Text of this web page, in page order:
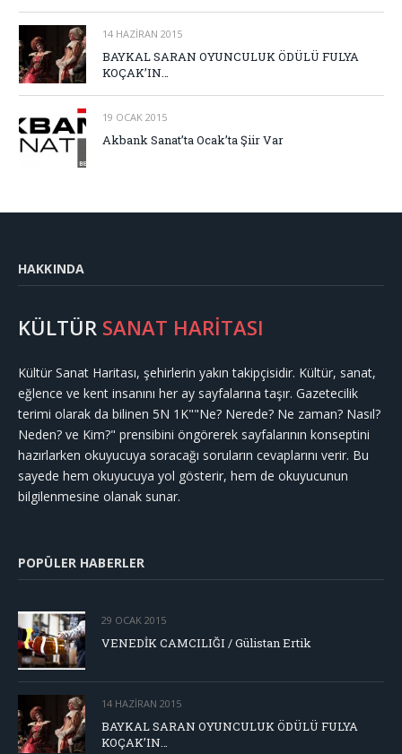
14 HAZIRAN 2015
BAYKAL SARAN OYUNCULUK ÖDÜLÜ FULYA
KOÇAK’IN…
19 OCAK 2015
Akbank Sanat’ta Ocak’ta Şiir Var
HAKKINDA
KÜLTÜR SANAT HARİTASI
Kültür Sanat Haritası, şehirlerin yakın takipçisidir. Kültür, sanat,
eğlence ve kent insanını her ay sayfalarına taşır. Gazetecilik
terimi olarak da bilinen 5N 1K""Ne? Nerede? Ne zaman? Nasıl?
Neden? ve Kim?" prensibini öngörerek sayfalarının konseptini
hazırlarken okuyucuya soracağı soruların cevaplarını verir. Bu
sayede hem okuyucuya yol gösterir, hem de okuyucunun
bilgilenmesine olanak sunar.
POPÜLER HABERLER
29 OCAK 2015
VENEDİK CAMCILIĞI / Gülistan Ertik
14 HAZIRAN 2015
BAYKAL SARAN OYUNCULUK ÖDÜLÜ FULYA
KOÇAK’IN…